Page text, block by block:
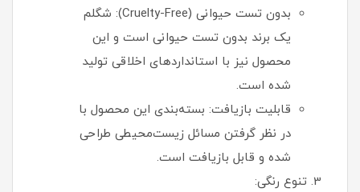
بدون تست حیوانی (Cruelty-Free): شگلم
یک برند بدون تست حیوانی است و این
محصول نیز با استانداردهای اخلاقی تولید
شده است.
قابلیت بازیافت: بسته‌بندی این محصول با
در نظر گرفتن مسائل زیست‌محیطی طراحی
شده و قابل بازیافت است.
تنوع رنگی: